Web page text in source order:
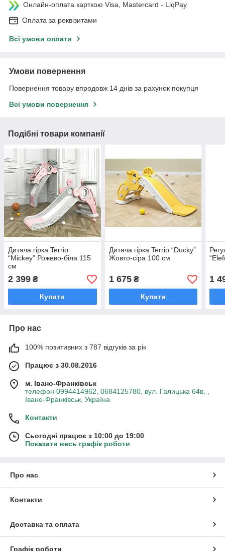
Онлайн-оплата карткою Visa, Mastercard - LiqPay
Оплата за реквізитами
Всі умови оплати
Умови повернення
Повернення товару впродовж 14 днів за рахунок покупця
Всі умови повернення
Подібні товари компанії
Дитяча гірка Terrio
“Mickey” Рожево-біла 115
см
2 399 ₴
Купити
Дитяча гірка Terrio “Ducky”
Жовто-сіра 100 см
1 675₴
Купити
1
Про нас
100% позитивних з 787 відгуків за рік
Працює з 30.08.2016
м. Івано-Франківськ
телефон 0994414962, 0684125780, вул. Галицька 64в, ,
Івано-Франківськ, Україна
Контакти
Сьогодні працює з 10:00 до 19:00
Показати весь графік роботи
Про нас
Контакти
Доставка та оплата
Графік роботи